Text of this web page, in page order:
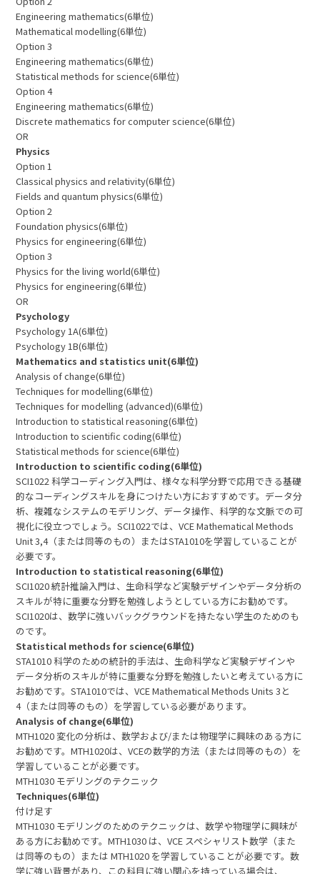
Engineering mathematics(6単位)
Mathematical modelling(6単位)
Option 3
Engineering mathematics(6単位)
Statistical methods for science(6単位)
Option 4
Engineering mathematics(6単位)
Discrete mathematics for computer science(6単位)
OR
Physics
Option 1
Classical physics and relativity(6単位)
Fields and quantum physics(6単位)
Option 2
Foundation physics(6単位)
Physics for engineering(6単位)
Option 3
Physics for the living world(6単位)
Physics for engineering(6単位)
OR
Psychology
Psychology 1A(6単位)
Psychology 1B(6単位)
Mathematics and statistics unit(6単位)
Analysis of change(6単位)
Techniques for modelling(6単位)
Techniques for modelling (advanced)(6単位)
Introduction to statistical reasoning(6単位)
Introduction to scientific coding(6単位)
Statistical methods for science(6単位)
Introduction to scientific coding(6単位)
SCI1022 科学コーディング入門は、様々な科学分野で応用できる基礎
的なコーディングスキルを身につけたい方におすすめです。データ分
析、複雑なシステムのモデリング、データ操作、科学的な文脈での可
視化に役立つでしょう。SCI1022では、VCE Mathematical Methods
Unit 3,4（または同等のもの）またはSTA1010を学習していることが
必要です。
Introduction to statistical reasoning(6単位)
SCI1020 統計推論入門は、生命科学など実験デザインやデータ分析の
スキルが特に重要な分野を勉強しようとしている方にお勧めです。
SCI1020は、数学に強いバックグラウンドを持たない学生のためのも
のです。
Statistical methods for science(6単位)
STA1010 科学のための統計的手法は、生命科学など実験デザインや
データ分析のスキルが特に重要な分野を勉強したいと考えている方に
お勧めです。STA1010では、VCE Mathematical Methods Units 3と
4（または同等のもの）を学習している必要があります。
Analysis of change(6単位)
MTH1020 変化の分析は、数学および/または物理学に興味のある方に
お勧めです。MTH1020は、VCEの数学的方法（または同等のもの）を
学習していることが必要です。
MTH1030 モデリングのテクニック
Techniques(6単位)
付け足す
MTH1030 モデリングのためのテクニックは、数学や物理学に興味が
ある方にお勧めです。MTH1030 は、VCE スペシャリスト数学（また
は同等のもの）または MTH1020 を学習していることが必要です。数
学に強い背景があり、この科目に強い関心を持っている場合は、